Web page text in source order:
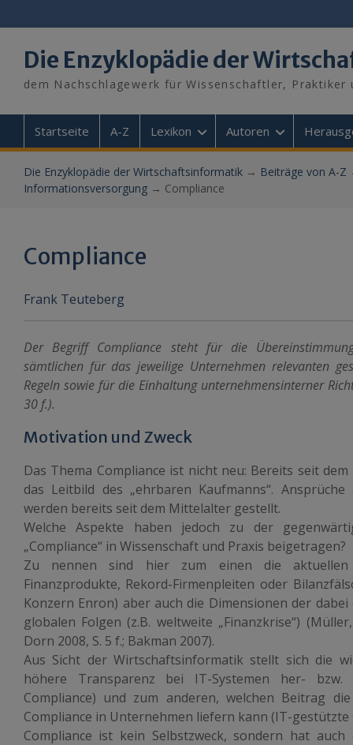
to
Die Enzyklopädie der
dem Nachschlagewerk für Wissenschaftler, Praktiker
Startseite A-Z Lexikon Autoren
Die Enzyklopädie der Wirtschaftsinformatik→ Beiträge von A-Z
Informationsversorgung→ Compliance
Compliance
Frank Teuteberg
Der Begriff Compliance steht für die
sämtlichen für das jeweilige Unternehmen relevanten
Regeln sowie für die Einhaltung unternehmensinterner
30 f.).
Motivation und Zweck
Das Thema Compliance ist nicht neu: Bereits seit
das Leitbild des „ehrbaren Kaufmanns“.
werden bereits seit dem Mittelalter gestellt.
Welche Aspekte haben jedoch zu der
„Compliance“ in Wissenschaft und Praxis beigetragen?
Zu nennen sind hier zum einen die aktuellen
Finanzprodukte, Rekord-Firmenpleiten oder
Konzern Enron) aber auch die Dimensionen der
globalen Folgen (z.B. weltweite „Finanzkrise“)
Dorn 2008, S. 5 f.; Bakman 2007).
Aus Sicht der Wirtschaftsinformatik stellt sich die
höhere Transparenz bei IT-Systemen her-
Compliance) und zum anderen, welchen Beitrag
Compliance in Unternehmen liefern kann (IT-gestützte
Compliance ist kein Selbstzweck, sondern hat